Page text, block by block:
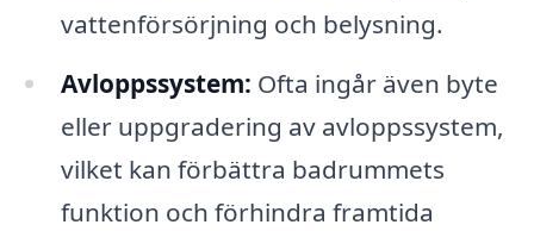
vattenförsörjning och belysning.
Avloppssystem: Ofta ingår även byte
eller uppgradering av avloppssystem,
vilket kan förbättra badrummets
funktion och förhindra framtida